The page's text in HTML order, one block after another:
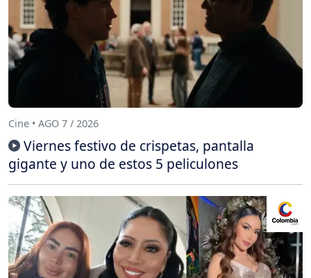
Cine • AGO 7 / 2026
Viernes festivo de crispetas, pantalla
gigante y uno de estos 5 peliculones